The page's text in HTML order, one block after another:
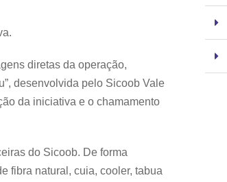
diretas da operação,
desenvolvida pelo Sicoob Vale
da iniciativa e o chamamento
do Sicoob. De forma
fibra natural, cuia, cooler, tabua